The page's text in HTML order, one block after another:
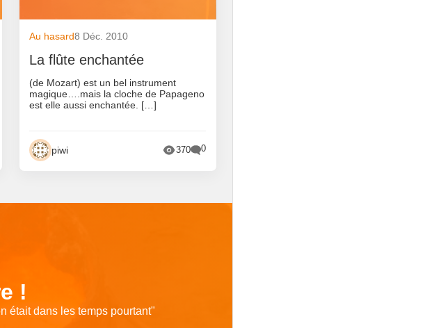
Au hasard8 Déc. 2010
La flûte enchantée
(de Mozart) est un bel instrument
magique….mais la cloche de Papageno
est elle aussi enchantée. […]
piwi 370 0
!
était dans les temps pourtant"